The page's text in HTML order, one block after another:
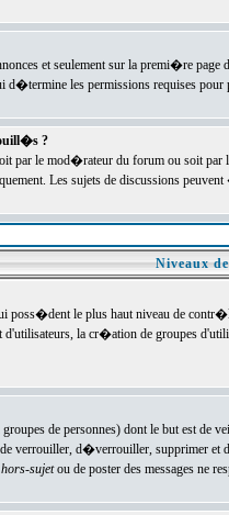
et seulement sur la premi�re
d�termine les permissions requises pour
?
le mod�rateur du forum ou soit par
Les sujets de discussions
Niveaux
poss�dent le plus haut niveau de
d'utilisateurs, la cr�ation de groupes
de personnes) dont le but est de
de verrouiller, d�verrouiller, supprimer
hors-sujetou de poster des messages ne